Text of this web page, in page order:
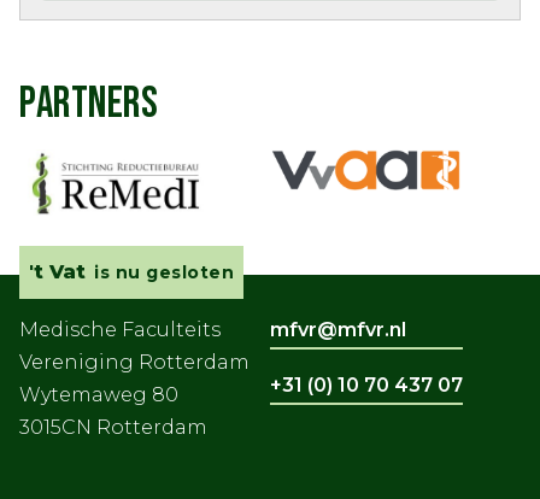
PARTNERS
't Vat is nu gesloten
Medische Faculteits
Vereniging Rotterdam
Wytemaweg 80
3015CN Rotterdam
mfvr@mfvr.nl
+31 (0) 10 70 437 07